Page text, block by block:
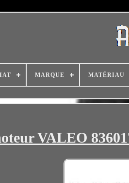
MARQUE MATÉRIAU
VALEO